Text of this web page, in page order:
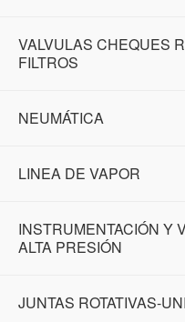
VALVULAS CHEQUES
FILTROS
NEUMÁTICA
LINEA DE VAPOR
INSTRUMENTACIÓN Y
ALTA PRESIÓN
JUNTAS ROTATIVAS-